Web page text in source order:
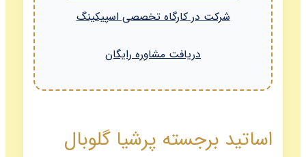
شرکت در کارگاه تخصصی اسپیکینگ
دریافت مشاوره رایگان
اساتید برجسته پرشیا گلوبال